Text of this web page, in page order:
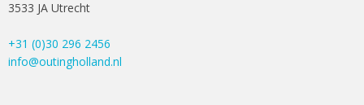
3533 JA Utrecht
+31 (0)30 296 2456
info@outingholland.nl